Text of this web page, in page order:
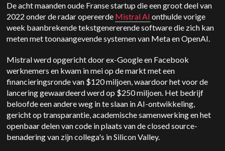
De acht maanden oude Franse startup die een groot deel van
2022 onder de radar opereerde Mistral AI onthulde vorige
week baanbrekende tekstgenererende software die zich kan
meten met toonaangevende systemen van Meta en OpenAI.
Mistral werd opgericht door ex-Google en Facebook
werknemers en kwam in mei op de markt met een
financieringsronde van $120 miljoen, waardoor het voor de
lancering gewaardeerd werd op $250 miljoen. Het bedrijf
beloofde een andere weg in te slaan in AI-ontwikkeling,
gericht op transparantie, academische samenwerking en het
openbaar delen van code in plaats van de closed source-
benadering van zijn collega's in Silicon Valley.